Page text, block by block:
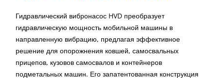
Гидравлический вибронасос HVD преобразует
гидравлическую мощность мобильной машины в
направленную вибрацию, предлагая эффективное
решение для опорожнения ковшей, самосвальных
прицепов, кузовов самосвалов и контейнеров
подметальных машин. Его запатентованная конструкция